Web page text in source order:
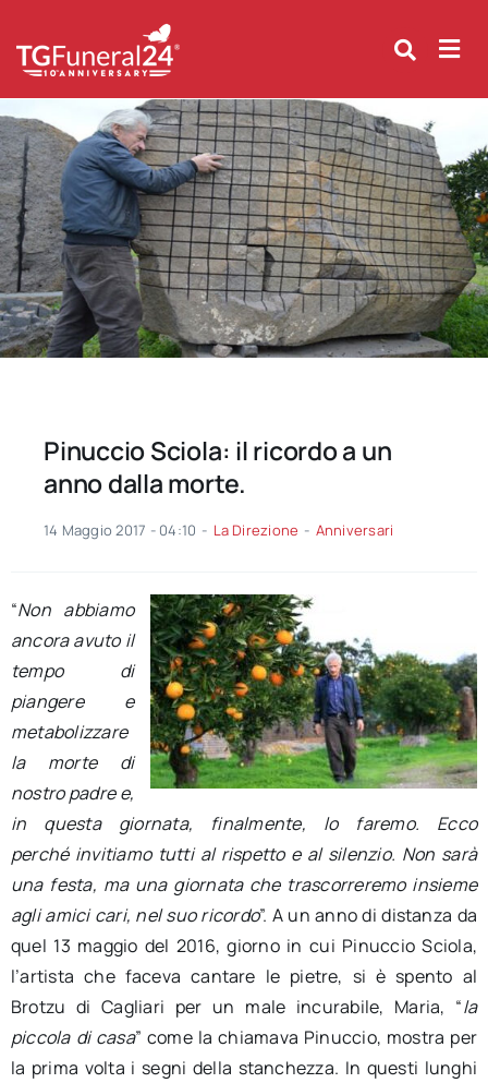
content
Pinuccio Sciola: il ricordo a un
anno dalla morte.
14 Maggio 2017 - 04:10 - La Direzione - Anniversari
“Non abbiamo
ancora avuto il
tempo di
piangere e
metabolizzare
la morte di
nostro padre e,
in questa giornata, finalmente, lo faremo. Ecco
perché invitiamo tutti al rispetto e al silenzio. Non sarà
una festa, ma una giornata che trascorreremo insieme
agli amici cari, nel suo ricordo”. A un anno di distanza da
quel 13 maggio del 2016, giorno in cui Pinuccio Sciola,
l’artista che faceva cantare le pietre, si è spento al
Brotzu di Cagliari per un male incurabile, Maria, “la
piccola di casa” come la chiamava Pinuccio, mostra per
la prima volta i segni della stanchezza. In questi lunghi